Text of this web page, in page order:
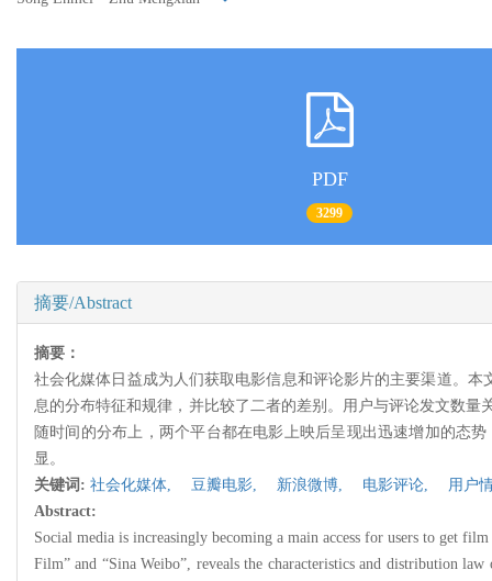
PDF
3299
摘要/Abstract
摘要：
社会化媒体日益成为人们获取电影信息和评论影片的主要渠道。
息的分布特征和规律，并比较了二者的差别。用户与评论发文数
随时间的分布上，两个平台都在电影上映后呈现出迅速增加的态
显。
关键词: 社会化媒体, 豆瓣电影, 新浪微博, 电影评论,
用户
Abstract:
Social media is increasingly becoming a main access for users to get
Film” and “Sina Weibo”, reveals the characteristics and distribution